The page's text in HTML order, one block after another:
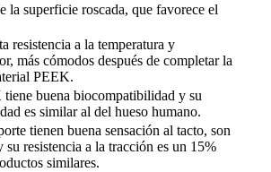
la superficie roscada, que favorece el
resistencia a la temperatura y
más cómodos después de completar la
PEEK.
buena biocompatibilidad y su
es similar al del hueso humano.
tienen buena sensación al tacto, son
su resistencia a la tracción es un 15%
similares.